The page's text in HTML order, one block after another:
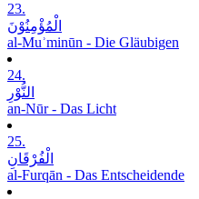
23.
الْمُؤْمِنُوْنَ
al-Muʾminūn - Die Gläubigen
24.
النُّوْرِ
an-Nūr - Das Licht
25.
الْفُرْقَانِ
al-Furqān - Das Entscheidende